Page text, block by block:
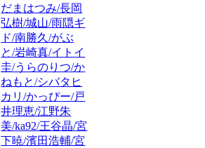
だまはつみ/長岡
弘樹/城山/雨隠ギ
ド/南勝久/がぶ
と/岩崎真/イトイ
圭/うらのりつ/か
ねもと/シバタヒ
カリ/かっぴー/戸
井理恵/江野朱
美/ka92/王谷晶/宮
下暁/濱田浩輔/宮